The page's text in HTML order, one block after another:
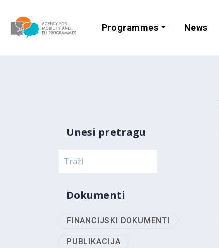
Programmes News
Unesi pretragu
Dokumenti
FINANCIJSKI DOKUMENTI
PUBLIKACIJA